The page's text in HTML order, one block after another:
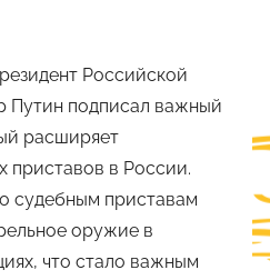
Российской
Путин подписал важный
расширяет
приставов в России.
судебным приставам
оружие в
что стало важным